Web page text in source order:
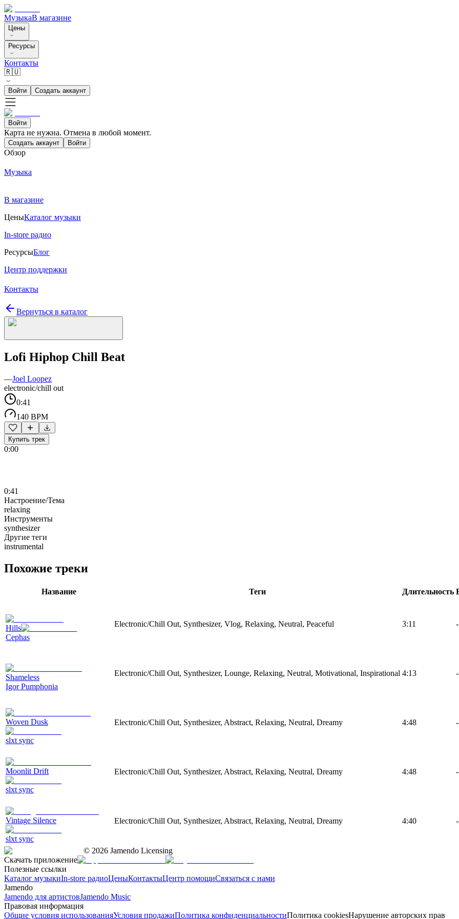
МузыкаВ магазине
Цены
Ресурсы
Контакты
🇷🇺
Войти Создать аккаунт
Войти
Карта не нужна. Отмена в любой момент.
Создать аккаунт Войти
Обзор
Музыка
В магазине
ЦеныКаталог музыки
In-store радио
РесурсыБлог
Центр поддержки
Контакты
Вернуться в каталог
Lofi Hiphop Chill Beat
—Joel Loopez
electronic/chill out
0:41
140 BPM
Купить трек
0:00
0:41
Настроение/Тема
relaxing
Инструменты
synthesizer
Другие теги
instrumental
Похожие треки
Название Теги Длительность
Hills
Cephas
Electronic/Chill Out, Synthesizer, Vlog, Relaxing, Neutral, Peaceful 3:11 -
Shameless
Igor Pumphonia
Electronic/Chill Out, Synthesizer, Lounge, Relaxing, Neutral, Motivational, Inspirational 4:13 -
Woven Dusk
slxt sync
Electronic/Chill Out, Synthesizer, Abstract, Relaxing, Neutral, Dreamy 4:48 -
Moonlit Drift
slxt sync
Electronic/Chill Out, Synthesizer, Abstract, Relaxing, Neutral, Dreamy 4:48 -
Vintage Silence
slxt sync
Electronic/Chill Out, Synthesizer, Abstract, Relaxing, Neutral, Dreamy 4:40 -
© 2026 Jamendo Licensing
Скачать приложение
Полезные ссылки
Каталог музыкиIn-store радиоЦеныКонтактыЦентр помощиСвязаться с нами
Jamendo
Jamendo для артистовJamendo Music
Правовая информация
Общие условия использованияУсловия продажиПолитика конфиденциальностиПолитика cookiesНарушение авторских прав